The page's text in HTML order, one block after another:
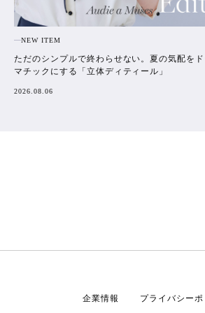
NEW ITEM
ただのシンプルで終わらせない。夏の気配をド
マチックにする「立体ディティール」
2026.08.06
企業情報 プライバシーポ